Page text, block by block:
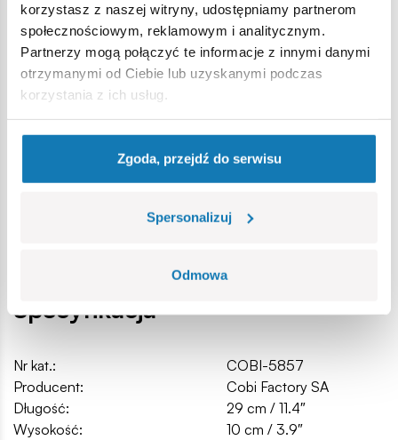
korzystasz z naszej witryny, udostępniamy partnerom
społecznościowym, reklamowym i analitycznym.
Partnerzy mogą połączyć te informacje z innymi danymi
otrzymanymi od Ciebie lub uzyskanymi podczas
korzystania z ich usług.
Zgoda, przejdź do serwisu
Spersonalizuj
Odmowa
w pełni kompatybilne z innymi markami klocków
konstrukcyjnych,
klocki z nadrukami nie odkształcają się i nie bledną w
czasie zabawy czy pod wpływem temperatury,
czytelna i intuicyjna instrukcja oparta na rysunkach i
ikonach,
klockowa podstawka pod samolot,
tabliczka z nazwą zestawu,
Wymiary modelu (dł x szer x wys): 290 mm (11.42”) x 170 mm
Specyfikacja
Nr kat.:
COBI-5857
Producent:
Cobi Factory SA
Długość:
29 cm / 11.4″
Wysokość:
10 cm / 3.9″